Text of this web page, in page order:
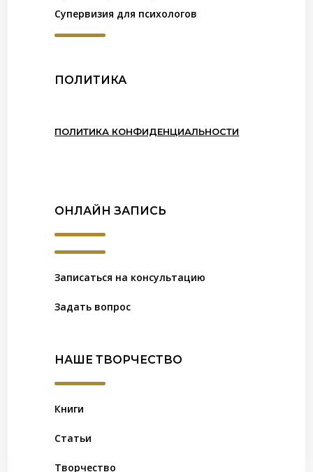
Супервизия для психологов
ПОЛИТИКА
ПОЛИТИКА КОНФИДЕНЦИАЛЬНОСТИ
ОНЛАЙН ЗАПИСЬ
Записаться на консультацию
Задать вопрос
НАШЕ ТВОРЧЕСТВО
Книги
Статьи
Творчество